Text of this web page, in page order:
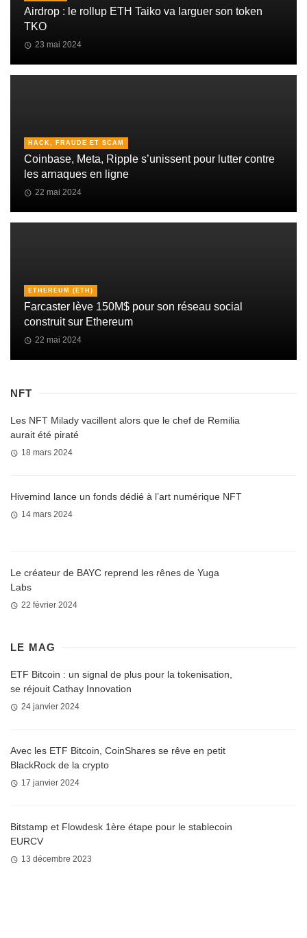
Airdrop : le rollup ETH Taiko va larguer son token
TKO
23 mai 2024
HACK, FRAUDE ET SCAM
Coinbase, Meta, Ripple s’unissent pour lutter contre
les arnaques en ligne
22 mai 2024
ETHEREUM (ETH)
Farcaster lève 150M$ pour son réseau social
construit sur Ethereum
22 mai 2024
NFT
Les NFT Milady vacillent alors que le chef de Remilia
aurait été piraté
18 mars 2024
Hivemind lance un fonds dédié à l’art numérique NFT
14 mars 2024
Le créateur de BAYC reprend les rênes de Yuga
Labs
22 février 2024
LE MAG
ETF Bitcoin : un signal de plus pour la tokenisation,
se réjouit Cathay Innovation
24 janvier 2024
Avec les ETF Bitcoin, CoinShares se rêve en petit
BlackRock de la crypto
17 janvier 2024
Bitstamp et Flowdesk 1ère étape pour le stablecoin
EURCV
13 décembre 2023